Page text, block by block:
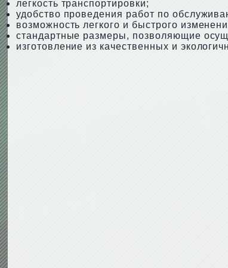
легкость транспортировки;
удобство проведения работ по
возможность легкого и быстрого
стандартные размеры, позволяющие
изготовление из качественных и